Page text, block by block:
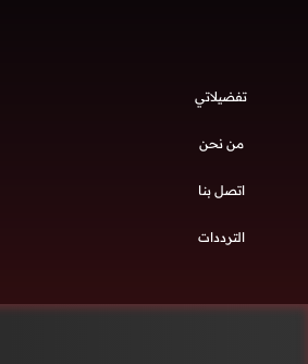
تفضيلاتي
من نحن
اتصل بنا
الترددات